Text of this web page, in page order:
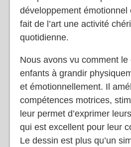
développement émotionnel
fait de l’art une activité
quotidienne.
Nous avons vu comment
enfants à grandir
et émotionnellement. Il
compétences motrices,
leur permet d’exprimer
qui est excellent pour leur
Le dessin est plus qu’un